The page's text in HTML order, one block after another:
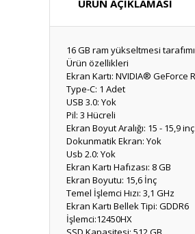
ÜRÜN AÇIKLAMASI
16 GB ram yükseltmesi
Ürün özellikleri
Ekran Kartı: NVIDIA® GeForce
Type-C: 1 Adet
USB 3.0: Yok
Pil: 3 Hücreli
Ekran Boyut Aralığı: 15 - 15,9 inç
Dokunmatik Ekran: Yok
Usb 2.0: Yok
Ekran Kartı Hafızası: 8 GB
Ekran Boyutu: 15,6 İnç
Temel İşlemci Hızı: 3,1 GHz
Ekran Kartı Bellek Tipi: GDDR6
İşlemci:12450HX